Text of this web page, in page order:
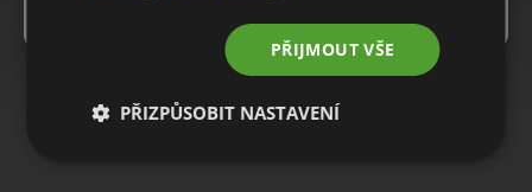
DOPRAVA A VRÁCENÍ PŘIJMOUT VŠE
PŘIZPŮSOBIT NASTAVENÍ